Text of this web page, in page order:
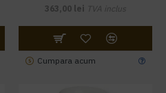
363,00 lei TVA inclus
Cumpara acum